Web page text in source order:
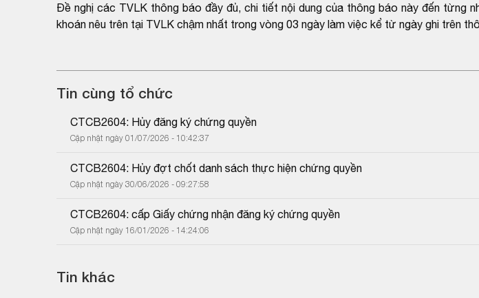
Đề nghị các TVLK thông báo đầy đủ, chi tiết nội dung của thông báo này đến từng
khoán nêu trên tại TVLK chậm nhất trong vòng 03 ngày làm việc kể từ ngày ghi trên
Tin cùng tổ chức
CTCB2604: Hủy đăng ký chứng quyền
Cập nhật ngày 01/07/2026 - 10:42:37
CTCB2604: Hủy đợt chốt danh sách thực hiện chứng quyền
Cập nhật ngày 30/06/2026 - 09:27:58
CTCB2604: cấp Giấy chứng nhận đăng ký chứng quyền
Cập nhật ngày 16/01/2026 - 14:24:06
Tin khác